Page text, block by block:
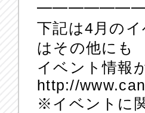
下記は4月の
はその他にも
イベント情報
http://
※イベントに